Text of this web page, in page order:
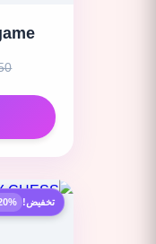
تخفيض!